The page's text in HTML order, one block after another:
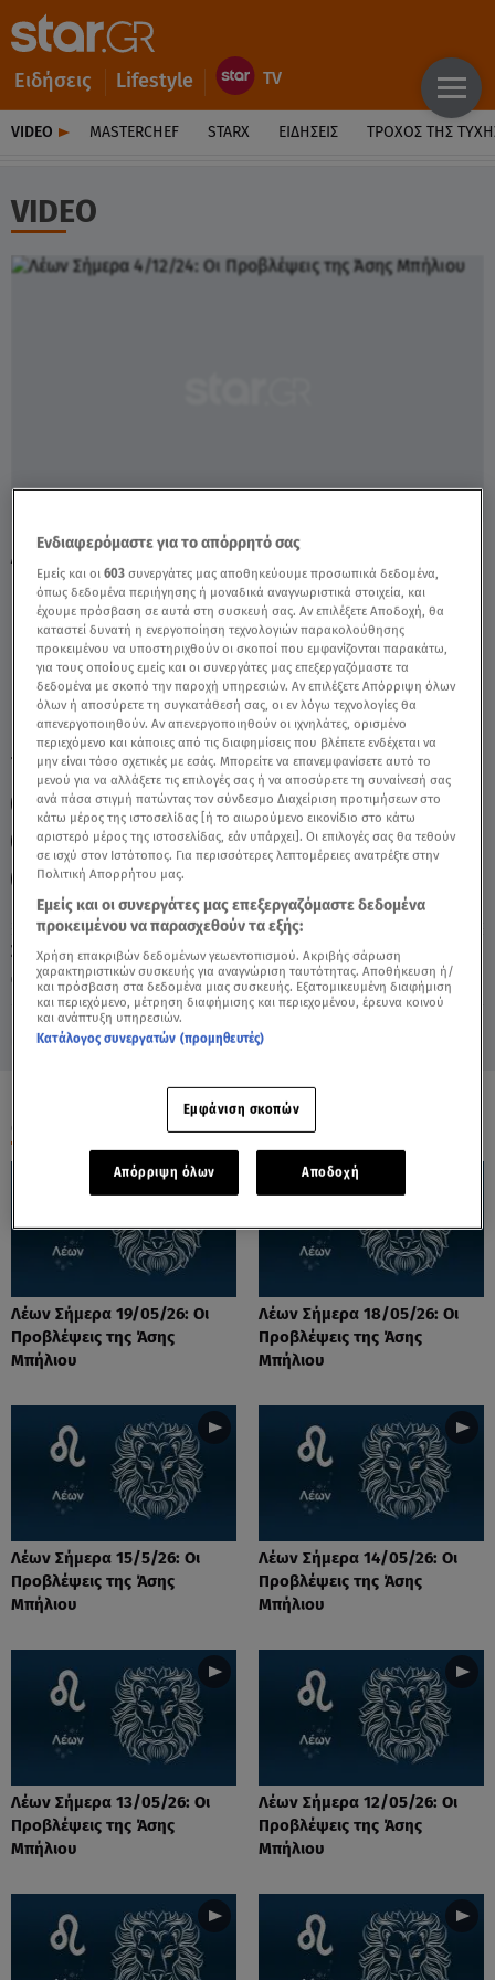
Ειδήσεις Lifestyle
VIDEO MASTERCHEF STARX ΕΙΔΉΣΕΙΣ ΤΡΟΧΌΣ ΤΗΣ
VIDEO
Σάββατο 8 Αυγούστου 2026
04.12.24, 12:06 ΖΩΔΙΑ
Λέων Σήμερα 4/12/24: Οι Προβλέψεις της
Άσης Μπήλιου - Video
TAGS: ΛΕΩΝ ΖΩΔΙΑ ΖΩΔΙΑ ΑΣΗ ΜΠΗΛΙΟΥ
ΑΣΗ ΜΠΗΛΙΟΥ
ΖΩΔΙΑ ΣΗΜΕΡΑ
ΑΣΤΡΟΛΟΓΙΚΕΣ ΠΡΟΒΛΕΨΕΙΣ
ΗΜΕΡΗΣΙΕΣ ΠΡΟΒΛΕΨΕΙΣ
BREAKFAST@STAR
ΟΛΑ ΤΑ ΒΙΝΤΕΟ
Λέων Σήμερα 19/05/26: Οι
Προβλέψεις της Άσης
Μπήλιου
Λέων Σήμερα 18/05/26: Οι
Προβλέψεις της Άσης
Μπήλιου
Λέων Σήμερα 15/5/26: Οι
Προβλέψεις της Άσης
Μπήλιου
Λέων Σήμερα 14/05/26: Οι
Προβλέψεις της Άσης
Μπήλιου
Λέων Σήμερα 13/05/26: Οι
Προβλέψεις της Άσης
Μπήλιου
Λέων Σήμερα 12/05/26: Οι
Προβλέψεις της Άσης
Μπήλιου
Ενδιαφερόμαστε για το απόρρητό σας
Εμείς και οι603 συνεργάτες μας αποθηκεύουμε προσωπικά δεδομένα,
όπως δεδομένα περιήγησης ή μοναδικά αναγνωριστικά στοιχεία, και
έχουμε πρόσβαση σε αυτά στη συσκευή σας. Αν επιλέξετε Αποδοχή, θα
καταστεί δυνατή η ενεργοποίηση τεχνολογιών παρακολούθησης
προκειμένου να υποστηριχθούν οι σκοποί που εμφανίζονται παρακάτω,
για τους οποίους εμείς και οι συνεργάτες μας επεξεργαζόμαστε τα
δεδομένα με σκοπό την παροχή υπηρεσιών. Αν επιλέξετε Απόρριψη όλων
όλων ή αποσύρετε τη συγκατάθεσή σας, οι εν λόγω τεχνολογίες θα
απενεργοποιηθούν. Αν απενεργοποιηθούν οι ιχνηλάτες, ορισμένο
περιεχόμενο και κάποιες από τις διαφημίσεις που βλέπετε ενδέχεται να
μην είναι τόσο σχετικές με εσάς. Μπορείτε να επανεμφανίσετε αυτό το
μενού για να αλλάξετε τις επιλογές σας ή να αποσύρετε τη συναίνεσή σας
ανά πάσα στιγμή πατώντας τον σύνδεσμο Διαχείριση προτιμήσεων στο
κάτω μέρος της ιστοσελίδας [ή το αιωρούμενο εικονίδιο στο κάτω
αριστερό μέρος της ιστοσελίδας, εάν υπάρχει]. Οι επιλογές σας θα τεθούν
σε ισχύ στον Ιστότοπος. Για περισσότερες λεπτομέρειες ανατρέξτε στην
Πολιτική Απορρήτου μας.
Εμείς και οι συνεργάτες μας επεξεργαζόμαστε δεδομένα
προκειμένου να παρασχεθούν τα εξής:
Χρήση επακριβών δεδομένων γεωεντοπισμού. Ακριβής σάρωση
χαρακτηριστικών συσκευής για αναγνώριση ταυτότητας. Αποθήκευση ή/
και πρόσβαση στα δεδομένα μιας συσκευής. Εξατομικευμένη διαφήμιση
και περιεχόμενο, μέτρηση διαφήμισης και περιεχομένου, έρευνα κοινού
και ανάπτυξη υπηρεσιών.
Κατάλογος συνεργατών (προμηθευτές)
Εμφάνιση σκοπών
Απόρριψη όλων Αποδοχή